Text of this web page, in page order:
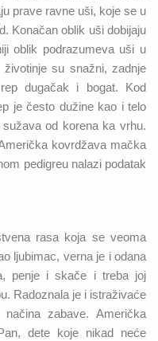
prave ravne uši, koje se u
Konačan oblik uši dobijaju
oblik podrazumeva uši u
su snažni, zadnje
dugačak i bogat. Kod
je često dužine kao i telo
od korena ka vrhu.
kovrdžava mačka
pedigreu nalazi podatak
rasa koja se veoma
ljubimac, verna je i odana
penje i skače i treba joj
Radoznala je i istraživaće
zabave. Američka
dete koje nikad neće